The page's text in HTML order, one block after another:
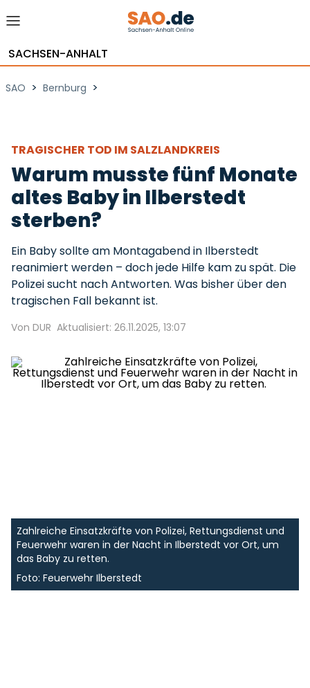
SACHSEN-ANHALT
SAO > Bernburg >
TRAGISCHER TOD IM SALZLANDKREIS
Warum musste fünf Monate
altes Baby in Ilberstedt
sterben?
Ein Baby sollte am Montagabend in Ilberstedt
reanimiert werden – doch jede Hilfe kam zu spät. Die
Polizei sucht nach Antworten. Was bisher über den
tragischen Fall bekannt ist.
Von DUR Aktualisiert: 26.11.2025, 13:07
Zahlreiche Einsatzkräfte von Polizei, Rettungsdienst und
Feuerwehr waren in der Nacht in Ilberstedt vor Ort, um
das Baby zu retten.
Foto: Feuerwehr Ilberstedt